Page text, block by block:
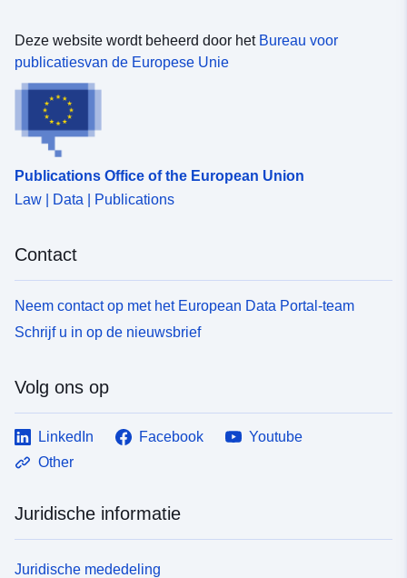
Deze website wordt beheerd door het Bureau voor
publicatiesvan de Europese Unie
Publications Office of the European Union
Law | Data | Publications
Contact
Neem contact op met het European Data Portal-team
Schrijf u in op de nieuwsbrief
Volg ons op
LinkedIn Facebook
Youtube
Other
Juridische informatie
Juridische mededeling